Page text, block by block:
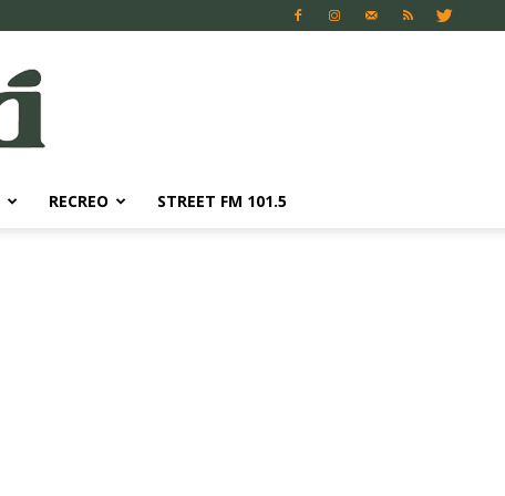
RECREO STREET FM 101.5